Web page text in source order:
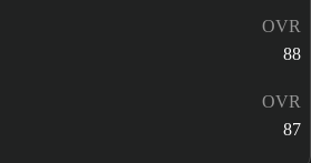
OVR
88
OVR
87